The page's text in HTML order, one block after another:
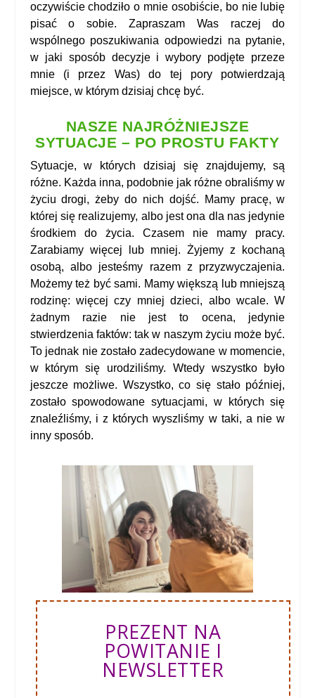
oczywiście chodziło o mnie osobiście, bo nie lubię
pisać o sobie. Zapraszam Was raczej do
wspólnego poszukiwania odpowiedzi na pytanie,
w jaki sposób decyzje i wybory podjęte przeze
mnie (i przez Was) do tej pory potwierdzają
miejsce, w którym dzisiaj chcę być.
NASZE NAJRÓŻNIEJSZE
SYTUACJE – PO PROSTU FAKTY
Sytuacje, w których dzisiaj się znajdujemy, są
różne. Każda inna, podobnie jak różne obraliśmy w
życiu drogi, żeby do nich dojść. Mamy pracę, w
której się realizujemy, albo jest ona dla nas jedynie
środkiem do życia. Czasem nie mamy pracy.
Zarabiamy więcej lub mniej. Żyjemy z kochaną
osobą, albo jesteśmy razem z przyzwyczajenia.
Możemy też być sami. Mamy większą lub mniejszą
rodzinę: więcej czy mniej dzieci, albo wcale. W
żadnym razie nie jest to ocena, jedynie
stwierdzenia faktów: tak w naszym życiu może być.
To jednak nie zostało zadecydowane w momencie,
w którym się urodziliśmy. Wtedy wszystko było
jeszcze możliwe. Wszystko, co się stało później,
zostało spowodowane sytuacjami, w których się
znaleźliśmy, i z których wyszliśmy w taki, a nie w
inny sposób.
PREZENT NA
POWITANIE I
NEWSLETTER